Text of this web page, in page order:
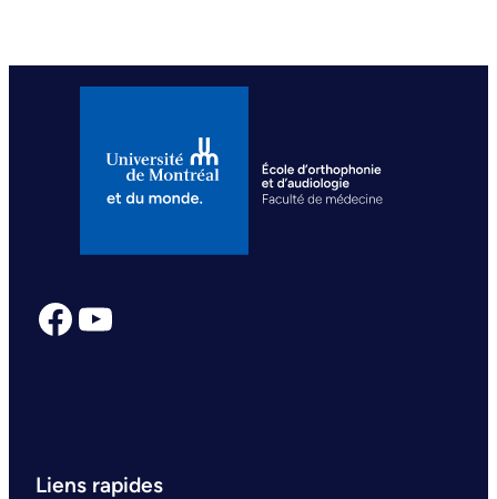
Facebook YouTube
Liens rapides